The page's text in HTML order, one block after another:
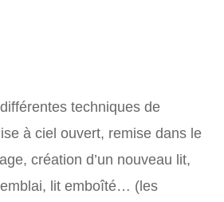
techniques de
à ciel ouvert, remise dans le
création d’un nouveau lit,
lit emboîté… (les